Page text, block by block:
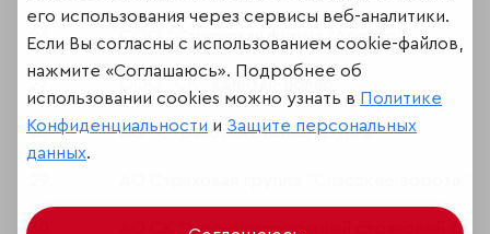
26 ООО "Страховая фирма "Адонис"
ООО "СК "Капитал-полис"
28 АО "Страховая бизнес группа"
АО СК "Железнодорожный страховой
его использования через сервисы веб-аналитики.
Если Вы согласны с использованием cookie-файлов,
нажмите «Соглашаюсь». Подробнее об
использовании cookies можно узнать в Политике
Конфиденциальности и Защите персональных
данных.